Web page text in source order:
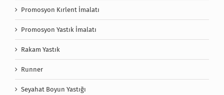
Promosyon Kırlent İmalatı
Promosyon Yastık İmalatı
Rakam Yastık
Runner
Seyahat Boyun Yastığı